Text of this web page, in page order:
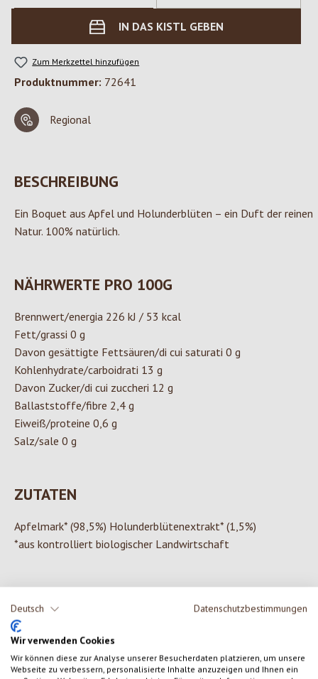
Deutsch Datenschutzbestimmungen
Wir verwenden Cookies
Wir können diese zur Analyse unserer Besucherdaten platzieren, um unsere
Webseite zu verbessern, personalisierte Inhalte anzuzeigen und Ihnen ein
IN DAS KISTL GEBEN
Zum Merkzettel hinzufügen
Produktnummer: 72641
Regional
BESCHREIBUNG
Ein Boquet aus Apfel und Holunderblüten – ein Duft der reinen
Natur. 100% natürlich.
NÄHRWERTE PRO 100G
Brennwert/energia 226 kJ / 53 kcal
Fett/grassi 0 g
Davon gesättigte Fettsäuren/di cui saturati 0 g
Kohlenhydrate/carboidrati 13 g
Davon Zucker/di cui zuccheri 12 g
Ballaststoffe/fibre 2,4 g
Eiweiß/proteine 0,6 g
Salz/sale 0 g
ZUTATEN
Apfelmark* (98,5%) Holunderblütenextrakt* (1,5%)
*aus kontrolliert biologischer Landwirtschaft
0 von 0 Bewertungen
Durchschnittliche Bewertung von 0 von 5 Sternen
Gib eine Bewertung ab!